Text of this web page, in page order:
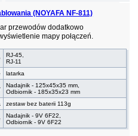
(NOYAFA NF-811)
przewodów dodatkowo
mapy połączeń.
RJ-45,
RJ-11
latarka
Nadajnik - 125x45x35 mm,
Odbiornik - 185x35x23 mm
zestaw bez baterii 113g
Nadajnik - 9V 6F22,
Odbiornik - 9V 6F22